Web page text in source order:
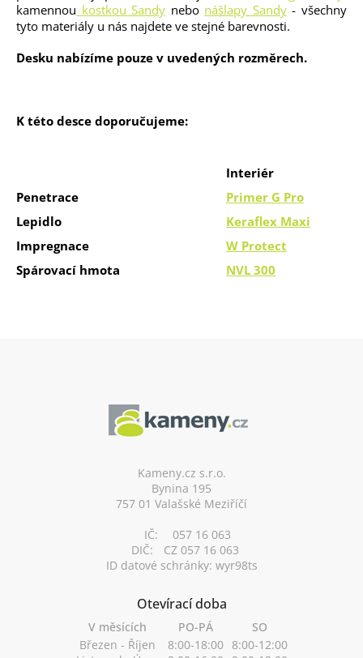
kamennou kostkou Sandy nebo nášlapy Sandy - všechny
tyto materiály u nás najdete ve stejné barevnosti.
Desku nabízíme pouze v uvedených rozměrech.
K této desce doporučujeme:
Interiér
Penetrace
Primer G Pro
Lepidlo
Keraflex Maxi
Impregnace
W Protect
Spárovací hmota
NVL 300
Kameny.cz s.r.o.
Bynina 195
757 01 Valašské Meziříčí
IČ:
057 16 063
DIČ:
CZ 057 16 063
ID datové schránky: wyr98ts
Otevírací doba
V měsících PO-PÁ
SO
Březen - Říjen
8:00-18:00 8:00-12:00